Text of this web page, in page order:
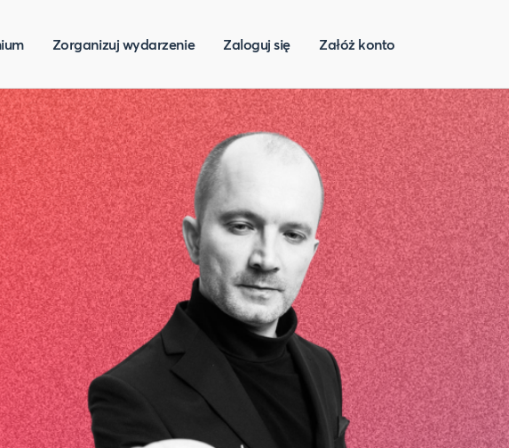
Zorganizuj wydarzenie Zaloguj się Załóż konto